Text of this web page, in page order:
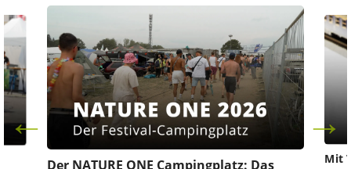
Der NATURE ONE Campingplatz: Das
Mit